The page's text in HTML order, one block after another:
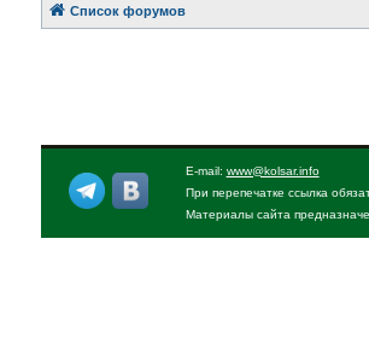
Список форумов
E-mail: www@kolsar.info
При перепечатке ссылка
Материалы сайта